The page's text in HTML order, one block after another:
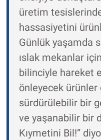
üretim
hassasiyetini
Günlük yaşamda
ıslak mekanlar
bilinciyle hareket
önleyecek
sürdürülebilir bir
ve yaşanabilir bir
Kıymetini Bil!”